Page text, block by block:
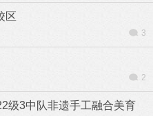
区
3
2
级3中队非遗手工融合美育